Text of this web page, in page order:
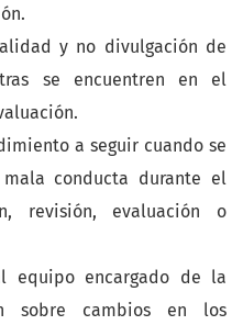
y no divulgación de
se encuentren en el
a seguir cuando se
conducta durante el
revisión, evaluación o
equipo encargado de la
sobre cambios en los